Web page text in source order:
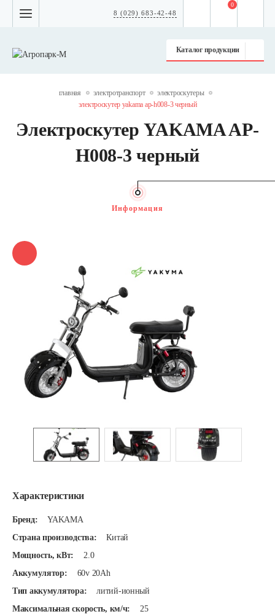
8 (029) 683-42-48
Каталог продукции
0
главная электротранспорт
электроскутеры
электроскутер yakama ap-h008-3 черный
Электроскутер YAKAMA AP-
H008-3 черный
Характеристики
Бренд:
YAKAMA
Страна производства:
Китай
Мощность, кВт:
2.0
Аккумулятор:
60v 20Ah
Тип аккумулятора:
литий-ионный
Максимальная скорость, км/ч:
25
Информация